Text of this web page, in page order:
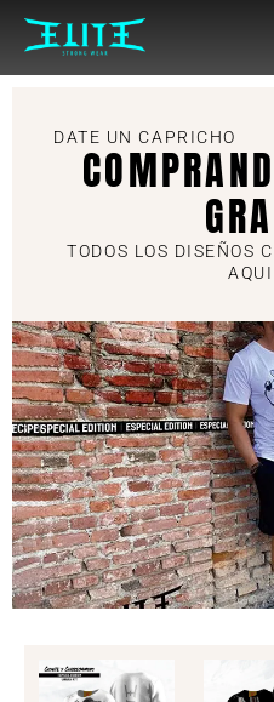
DATE UN CAPRICHO
TODOS LOS DISEÑOS